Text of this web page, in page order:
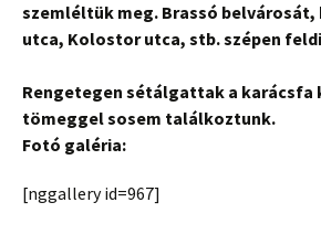
szemléltük meg. Brassó belvárosát,
utca, Kolostor utca, stb.
Rengetegen sétálgattak a karácsfa
tömeggel sosem találkoztunk.
Fotó galéria:
[nggallery id=967]